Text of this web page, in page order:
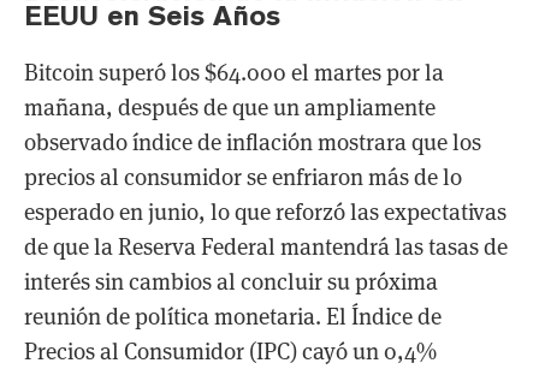
EEUU en Seis Años
Bitcoin superó los $64.000 el martes por la
mañana, después de que un ampliamente
observado índice de inflación mostrara que los
precios al consumidor se enfriaron más de lo
esperado en junio, lo que reforzó las expectativas
de que la Reserva Federal mantendrá las tasas de
interés sin cambios al concluir su próxima
reunión de política monetaria. El Índice de
Precios al Consumidor (IPC) cayó un 0,4%